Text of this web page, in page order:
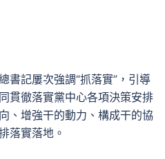
書記屢次強調“抓落實”，引導
貫徹落實黨中心各項決策安排
、增強干的動力、構成干的協
落實落地。